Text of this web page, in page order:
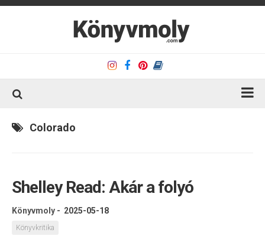
Kapcsolat
Olvasó sarok
Könyveim
Colorado
Shelley Read: Akár a folyó
Könyvmoly - 2025-05-18
Könyvkritika